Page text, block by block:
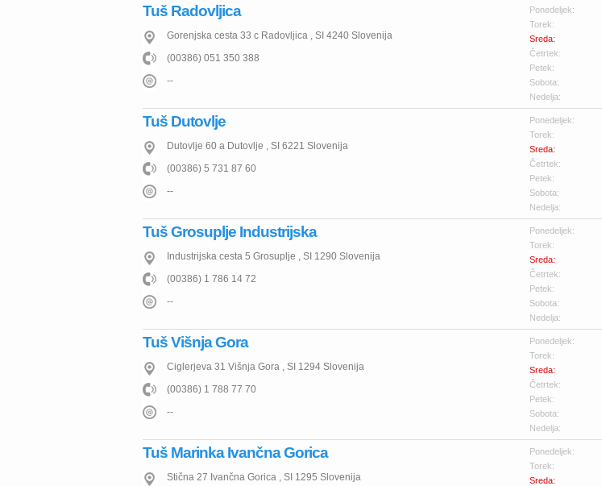
Tuš Radovljica
Gorenjska cesta 33 c Radovljica , SI 4240 Slovenija
(00386) 051 350 388
--
Ponedeljek:
Torek:
Sreda:
Četrtek:
Petek:
Sobota:
Nedelja:
Tuš Dutovlje
Dutovlje 60 a Dutovlje , SI 6221 Slovenija
(00386) 5 731 87 60
--
Ponedeljek:
Torek:
Sreda:
Četrtek:
Petek:
Sobota:
Nedelja:
Tuš Grosuplje Industrijska
Industrijska cesta 5 Grosuplje , SI 1290 Slovenija
(00386) 1 786 14 72
--
Ponedeljek:
Torek:
Sreda:
Četrtek:
Petek:
Sobota:
Nedelja:
Tuš Višnja Gora
Ciglerjeva 31 Višnja Gora , SI 1294 Slovenija
(00386) 1 788 77 70
--
Ponedeljek:
Torek:
Sreda:
Četrtek:
Petek:
Sobota:
Nedelja:
Tuš Marinka Ivančna Gorica
Stična 27 Ivančna Gorica , SI 1295 Slovenija
Ponedeljek:
Torek:
Sreda: